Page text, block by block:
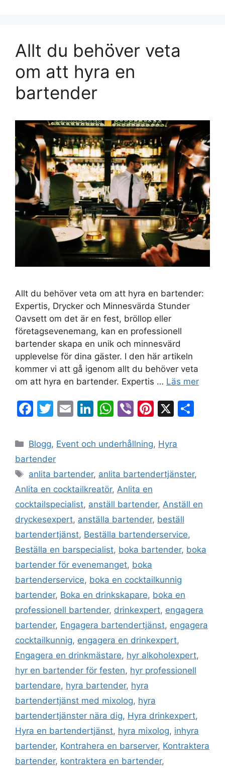
Allt du behöver veta
om att hyra en
bartender
Allt du behöver veta om att hyra en bartender:
Expertis, Drycker och Minnesvärda Stunder
Oavsett om det är en fest, bröllop eller
företagsevenemang, kan en professionell
bartender skapa en unik och minnesvärd
upplevelse för dina gäster. I den här artikeln
kommer vi att gå igenom allt du behöver veta
om att hyra en bartender. Expertis … Läs mer
F
c
e
b
o
o
k
T
itt
er
E
ai
Li
k
dI
n
W
at
A
p
p
Vi
er
Pi
er
st
X
Blogg, Event och underhållning, Hyra
bartender
anlita bartender, anlita bartendertjänster,
Anlita en cocktailkreatör, Anlita en
cocktailspecialist, anställ bartender, Anställ en
dryckesexpert, anställa bartender, beställ
bartendertjänst, Beställa bartenderservice,
Beställa en barspecialist, boka bartender, boka
bartender för evenemanget, boka
bartenderservice, boka en cocktailkunnig
bartender, Boka en drinkskapare, boka en
professionell bartender, drinkexpert, engagera
bartender, Engagera bartendertjänst, engagera
cocktailkunnig, engagera en drinkexpert,
Engagera en drinkmästare, hyr alkoholexpert,
hyr en bartender för festen, hyr professionell
bartendare, hyra bartender, hyra
bartendertjänst med mixolog, hyra
bartendertjänster nära dig, Hyra drinkexpert,
Hyra en bartendertjänst, hyra mixolog, inhyra
bartender, Kontrahera en barserver, Kontraktera
bartender, kontraktera en bartender,